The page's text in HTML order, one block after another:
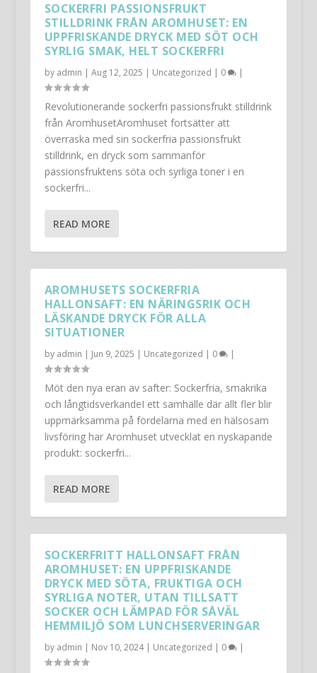
SOCKERFRI PASSIONSFRUKT
STILLDRINK FRÅN AROMHUSET: EN
UPPFRISKANDE DRYCK MED SÖT OCH
SYRLIG SMAK, HELT SOCKERFRI
by admin | Aug 12, 2025 | Uncategorized | 0 |
Revolutionerande sockerfri passionsfrukt stilldrink
från AromhusetAromhuset fortsätter att
överraska med sin sockerfria passionsfrukt
stilldrink, en dryck som sammanför
passionsfruktens söta och syrliga toner i en
sockerfri...
READ MORE
AROMHUSETS SOCKERFRIA
HALLONSAFT: EN NÄRINGSRIK OCH
LÄSKANDE DRYCK FÖR ALLA
SITUATIONER
by admin | Jun 9, 2025 | Uncategorized | 0 |
Möt den nya eran av safter: Sockerfria, smakrika
och långtidsverkandeI ett samhälle där allt fler blir
uppmärksamma på fördelarna med en hälsosam
livsföring har Aromhuset utvecklat en nyskapande
produkt: sockerfri...
READ MORE
SOCKERFRITT HALLONSAFT FRÅN
AROMHUSET: EN UPPFRISKANDE
DRYCK MED SÖTA, FRUKTIGA OCH
SYRLIGA NOTER, UTAN TILLSATT
SOCKER OCH LÄMPAD FÖR SÅVÄL
HEMMILJÖ SOM LUNCHSERVERINGAR
by admin | Nov 10, 2024| Uncategorized | 0 |